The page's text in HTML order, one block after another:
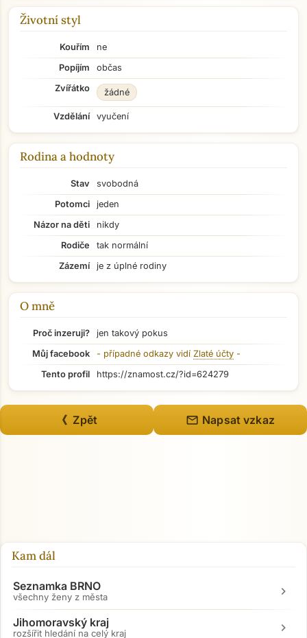
Životní styl
Kouřím
ne
Popíjím
občas
Zvířátko
žádné
Vzdělání vyučení
Rodina a hodnoty
Stav
svobodná
Potomci
jeden
Názor na děti
nikdy
Rodiče
tak normální
Zázemí
je z úplné rodiny
O mně
Proč inzeruji?
jen takový pokus
Můj facebook
- případné odkazy vidí Zlaté účty -
Tento profil
https://znamost.cz/?id=624279
《 Zpět mail Napsat vzkaz
Kam dál
Seznamka BRNO
všechny ženy z města chevron_right
Jihomoravský kraj
rozšířit hledání na celý kraj chevron_right